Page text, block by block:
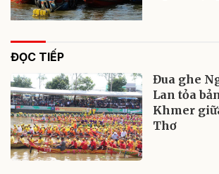
ĐỌC TIẾP
Đua ghe
Lan tỏa
Khmer
Thơ